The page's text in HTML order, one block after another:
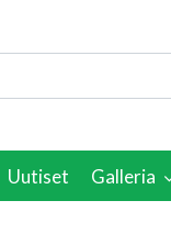
Uutiset Galleria